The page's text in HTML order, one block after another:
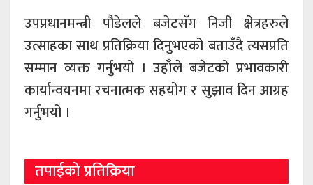
उपप्रधानमन्त्री पौडेलले बजेटसँग निजी क्षेत्रहरुले
उत्साहका साथ प्रतिक्रिया दिनुभएको बताउँदै त्यसप्रति
सम्मान व्यक्त गर्नुभयो । उहाँले बजेटको प्रभावकारी
कार्यान्वयनमा रचनात्मक सहयोग र सुझाव दिन आग्रह
गर्नुभयो ।
तपाईको प्रतिक्रिया